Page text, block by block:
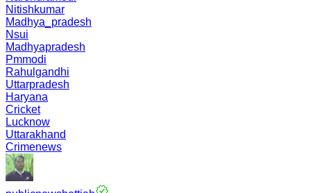
Nitishkumar
Madhya_pradesh
Nsui
Madhyapradesh
Pmmodi
Rahulgandhi
Uttarpradesh
Haryana
Cricket
Lucknow
Uttarakhand
Crimenews